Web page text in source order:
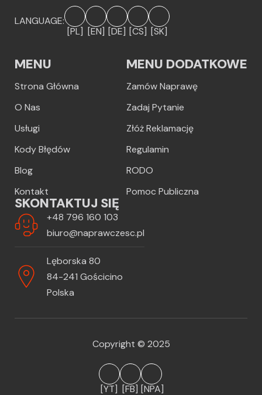
LANGUAGE:
[PL] [EN] [DE] [CS] [SK]
MENU
Strona Główna
O Nas
Usługi
Kody Błędów
Blog
Kontakt
MENU DODATKOWE
Zamów Naprawę
Zadaj Pytanie
Złóż Reklamację
Regulamin
RODO
Pomoc Publiczna
SKONTAKTUJ SIĘ
+48 796 160 103
biuro@naprawczesc.pl
Lęborska 80
84-241 Gościcino
Polska
Copyright © 2025
[YT] [FB] [NPA]